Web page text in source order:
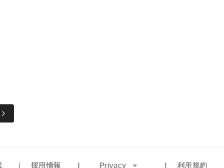
採用情報 Privacy 利用規約